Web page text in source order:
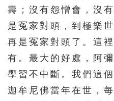
壽；沒有怨憎會，沒
是冤家對頭，到極樂
再是冤家對頭了。這
有。最大的好處，阿
學習不中斷。我們這
迦牟尼佛當年在世，